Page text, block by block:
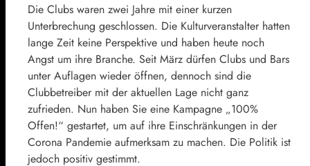
Die Clubs waren zwei Jahre mit einer kurzen
Unterbrechung geschlossen. Die Kulturveranstalter hatten
lange Zeit keine Perspektive und haben heute noch
Angst um ihre Branche. Seit März dürfen Clubs und Bars
unter Auflagen wieder öffnen, dennoch sind die
Clubbetreiber mit der aktuellen Lage nicht ganz
zufrieden. Nun haben Sie eine Kampagne „100%
Offen!“ gestartet, um auf ihre Einschränkungen in der
Corona Pandemie aufmerksam zu machen. Die Politik ist
jedoch positiv gestimmt.